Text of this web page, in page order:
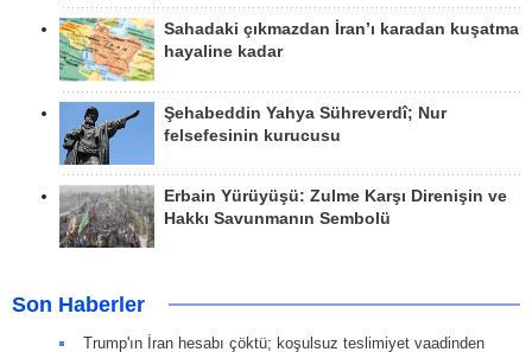
Sahadaki çıkmazdan İran’ı karadan kuşatma
hayaline kadar
Şehabeddin Yahya Sühreverdî; Nur
felsefesinin kurucusu
Erbain Yürüyüşü: Zulme Karşı Direnişin ve
Hakkı Savunmanın Sembolü
Son Haberler
Trump'ın İran hesabı çöktü; koşulsuz teslimiyet vaadinden